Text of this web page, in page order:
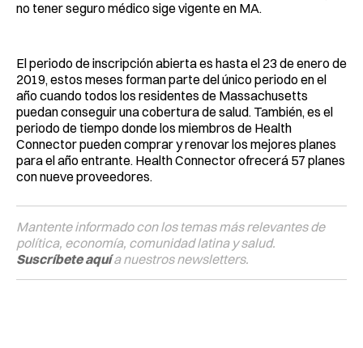
no tener seguro médico sige vigente en MA.
El periodo de inscripción abierta es hasta el 23 de enero de
2019, estos meses forman parte del único periodo en el
año cuando todos los residentes de Massachusetts
puedan conseguir una cobertura de salud. También, es el
periodo de tiempo donde los miembros de Health
Connector pueden comprar y renovar los mejores planes
para el año entrante. Health Connector ofrecerá 57 planes
con nueve proveedores.
Mantente informado con los temas más relevantes de
política, economía, comunidad latina y salud.
Suscríbete aquía nuestros newsletters.